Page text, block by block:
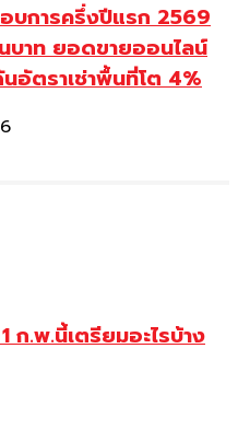
บการครึ่งปีแรก 2569
บาท ยอดขายออนไลน์
อัตราเช่าพื้นที่โต 4%
ก.พ.นี้เตรียมอะไรบ้าง